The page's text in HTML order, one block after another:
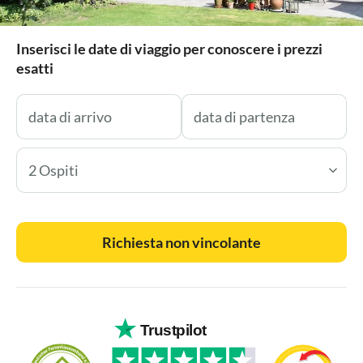
Inserisci le date di viaggio per conoscere i prezzi
esatti
2 Ospiti
Richiesta non vincolante